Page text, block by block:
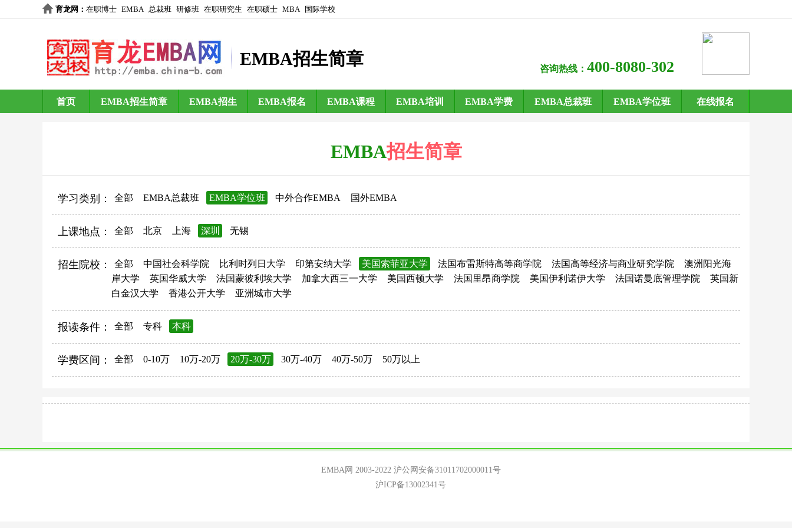
育龙网 ： 在职博士 EMBA 总裁班 研修班 在职研究生 在职硕士 MBA 国际学校
EMBA招生简章
咨询热线： 400-8080-302
首页 EMBA招生简章 EMBA招生 EMBA报名 EMBA课程 EMBA培训 EMBA学费 EMBA总裁班 EMBA学位班 在线报名
EMBA招生简章
学习类别： 全部 EMBA总裁班 EMBA学位班 中外合作EMBA 国外EMBA
上课地点： 全部 北京 上海 深圳 无锡
招生院校： 全部 中国社会科学院 比利时列日大学 印第安纳大学 美国索菲亚大学 法国布雷斯特高等商学院 法国高等经济与商业研究学院
澳洲阳光海
岸大学
英国华威大学 法国蒙彼利埃大学 加拿大西三一大学 美国西顿大学 法国里昂商学院 美国伊利诺伊大学 法国诺曼底管理学院
英国新
白金汉大学
香港公开大学 亚洲城市大学
报读条件： 全部 专科 本科
学费区间： 全部 0-10万 10万-20万 20万-30万 30万-40万 40万-50万 50万以上
EMBA网 2003-2022 沪公网安备31011702000011号
沪ICP备13002341号